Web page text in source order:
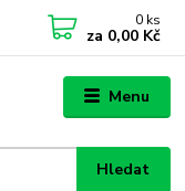
Menu
Hledat
0 ks
za 0,00 Kč